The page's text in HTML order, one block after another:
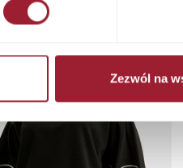
Zezwól na